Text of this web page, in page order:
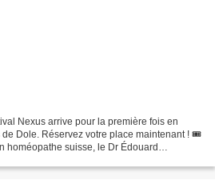
Nexus arrive pour la première fois en
Dole. Réservez votre place maintenant ! 🎟️
homéopathe suisse, le Dr Édouard